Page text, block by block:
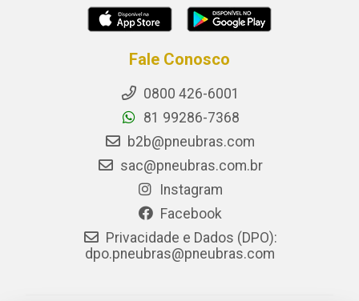
Fale Conosco
0800 426-6001
81 99286-7368
b2b@pneubras.com
sac@pneubras.com.br
Instagram
Facebook
Privacidade e Dados (DPO):
dpo.pneubras@pneubras.com